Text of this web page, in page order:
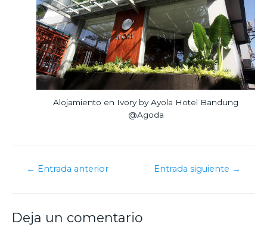
Alojamiento en Ivory by Ayola Hotel Bandung
@Agoda
← Entrada anterior Entrada siguiente →
Deja un comentario